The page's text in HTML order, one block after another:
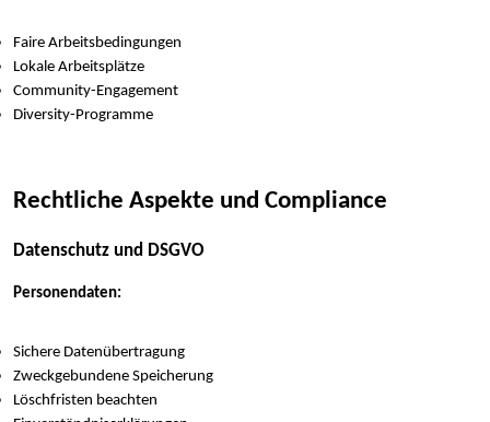
Faire Arbeitsbedingungen
Lokale Arbeitsplätze
Community-Engagement
Diversity-Programme
Rechtliche Aspekte und Compliance
Datenschutz und DSGVO
Personendaten:
Sichere Datenübertragung
Zweckgebundene Speicherung
Löschfristen beachten